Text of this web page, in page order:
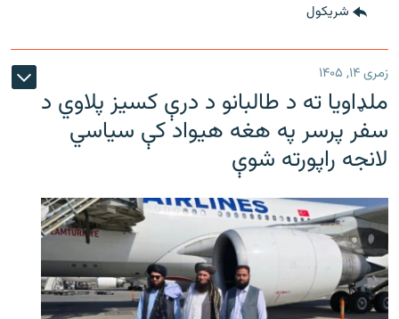
شريکول
زمری ۱۴, ۱۴۰۵
ملډاویا ته د طالبانو د درې کسیز پلاوي د
سفر پرسر په هغه هیواد کې سیاسي
لانجه راپورته شوې